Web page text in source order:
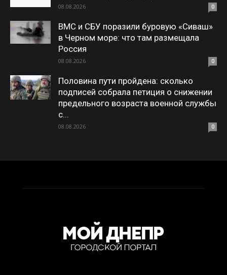
08.08.2026 0
ВМС и СБУ поразили буровую «Сиваш»
в Черном море: что там размещала
Россия
08.08.2026 0
Половина пути пройдена: сколько
подписей собрала петиция о снижении
предельного возраста военной службы
с...
08.08.2026 0